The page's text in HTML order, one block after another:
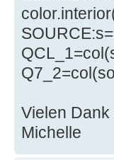
Vielen
Michelle